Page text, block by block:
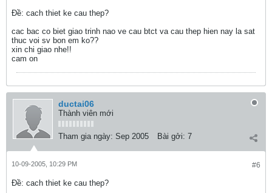
Ðề: cach thiet ke cau thep?
cac bac co biet giao trinh nao ve cau btct va cau thep hien nay la sat
thuc voi sv bon em ko??
xin chi giao nhe!!
cam on
ductai06
Thành viên mới
Tham gia ngày: Sep 2005 Bài gởi: 7
#6
10-09-2005, 10:29 PM
Ðề: cach thiet ke cau thep?